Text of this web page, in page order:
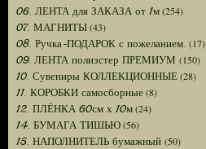
06. ЛЕНТА для ЗАКАЗА от 1м(254)
07. МАГНИТЫ(43)
08. Ручка-ПОДАРОК с пожеланием. (17)
09. ЛЕНТА полиэстер ПРЕМИУМ (150)
10. Сувениры КОЛЛЕКЦИОННЫЕ(28)
11. КОРОБКИ самосборные(8)
12. ПЛЁНКА 60см х 10м(24)
14. БУМАГА ТИШЬЮ(56)
15. НАПОЛНИТЕЛЬ бумажный (50)